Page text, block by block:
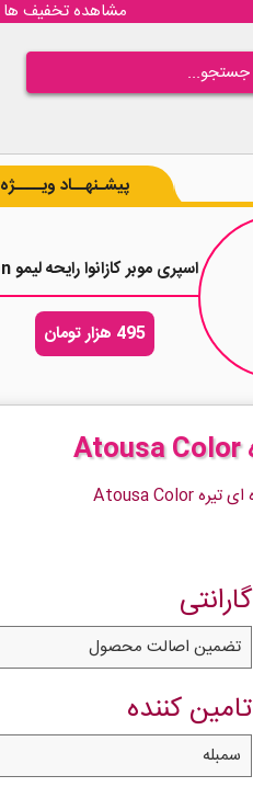
مشاهده تخفیف ها
پیشـنهــاد ویــــژه
اسپری موبر کازانوا رایحه لیمو J. Casanova Lemon وزن 150 گرم
495 هزار تومان
گارانتی
تامین کننده